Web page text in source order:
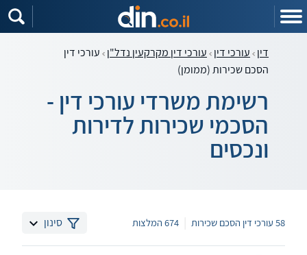
דין עורכי דין עורכי דין מקרקעין נדל"ן עורכי דין
הסכם שכירות (ממומן)
רשימת משרדי עורכי דין -
הסכמי שכירות לדירות
ונכסים
58 עורכי דין הסכם שכירות 674 המלצות סינון